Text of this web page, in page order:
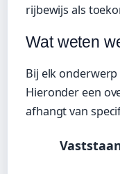
rijbewijs als
Wat weten
Bij elk
Hieronder een
afhangt van